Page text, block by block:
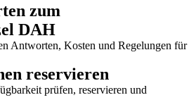
zum
DAH
Antworten, Kosten und Regelungen für
reservieren
prüfen, reservieren und